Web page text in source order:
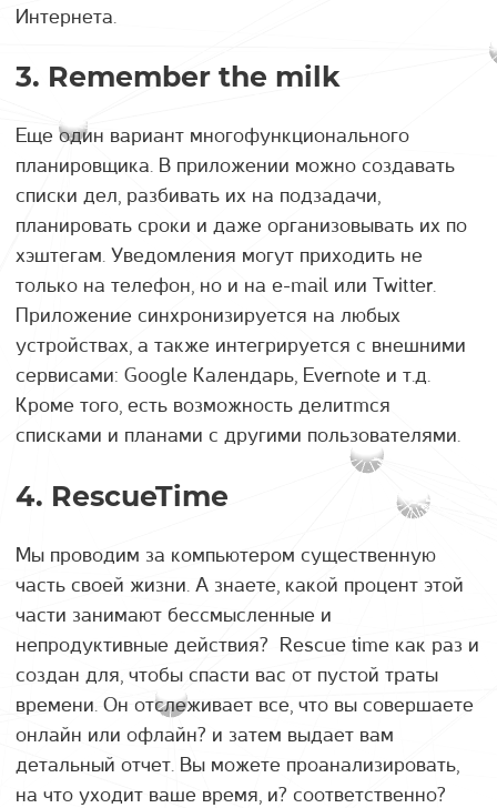
Интернета.
3. Remember the milk
Еще один вариант многофункционального
планировщика. В приложении можно создавать
списки дел, разбивать их на подзадачи,
планировать сроки и даже организовывать их по
хэштегам. Уведомления могут приходить не
только на телефон, но и на e-mail или Twitter.
Приложение синхронизируется на любых
устройствах, а также интегрируется с внешними
сервисами: Google Календарь, Evernote и т.д.
Кроме того, есть возможность делитmся
списками и планами с другими пользователями.
4. RescueTime
Мы проводим за компьютером существенную
часть своей жизни. А знаете, какой процент этой
части занимают бессмысленные и
непродуктивные действия? Rescue time как раз и
создан для, чтобы спасти вас от пустой траты
времени. Он отслеживает все, что вы совершаете
онлайн или офлайн? и затем выдает вам
детальный отчет. Вы можете проанализировать,
на что уходит ваше время, и? соответственно?